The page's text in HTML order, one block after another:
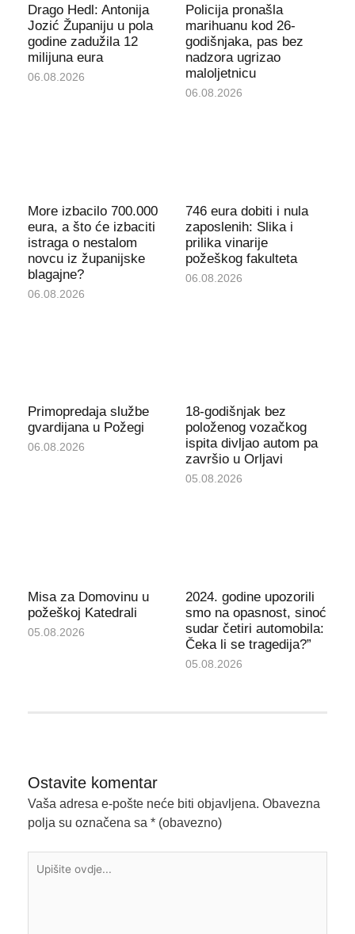
Drago Hedl: Antonija
Jozić Županiju u pola
godine zadužila 12
milijuna eura
06.08.2026
Policija pronašla
marihuanu kod 26-
godišnjaka, pas bez
nadzora ugrizao
maloljetnicu
06.08.2026
More izbacilo 700.000
eura, a što će izbaciti
istraga o nestalom
novcu iz županijske
blagajne?
06.08.2026
746 eura dobiti i nula
zaposlenih: Slika i
prilika vinarije
požeškog fakulteta
06.08.2026
Primopredaja službe
gvardijana u Požegi
06.08.2026
18-godišnjak bez
položenog vozačkog
ispita divljao autom pa
završio u Orljavi
05.08.2026
Misa za Domovinu u
požeškoj Katedrali
05.08.2026
2024. godine upozorili
smo na opasnost, sinoć
sudar četiri automobila:
Čeka li se tragedija?”
05.08.2026
Ostavite komentar
Vaša adresa e-pošte neće biti objavljena. Obavezna
polja su označena sa * (obavezno)
ovdje...